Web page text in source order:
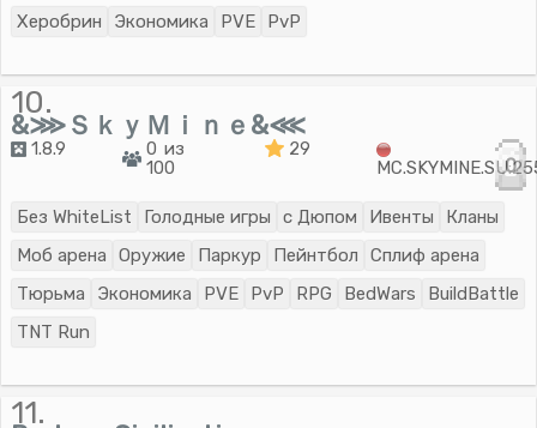
Херобрин
Экономика PVE PvP
10.
&⋙ＳｋｙＭｉｎｅ&⋘
1.8.9
0 из
100
29
0
Без WhiteList Голодные игры с Дюпом Ивенты
Кланы
Моб арена
Оружие Паркур Пейнтбол
Сплиф арена
Тюрьма
Экономика PVE PvP RPG BedWars
BuildBattle
TNT Run
11.